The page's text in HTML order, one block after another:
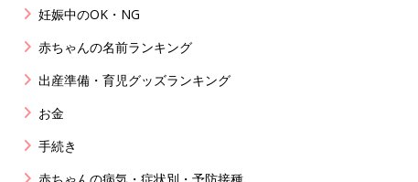
妊娠中のOK・NG
赤ちゃんの名前ランキング
出産準備・育児グッズランキング
お金
手続き